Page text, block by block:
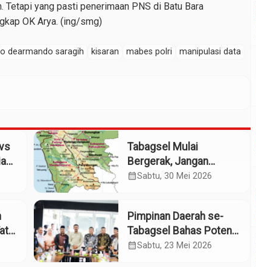
Tetapi yang pasti penerimaan PNS di Batu Bara
OK Arya. (ing/smg)
dearmando saragih kisaran mabes polri
manipulasi data
Tabagsel Mulai
Bergerak, Jangan
Berhenti di Foto
calendar_monthSabtu, 30 Mei 2026
Pimpinan Daerah se-
Tabagsel Bahas Potensi
Penerbangan Dua
calendar_monthSabtu, 23 Mei 2026